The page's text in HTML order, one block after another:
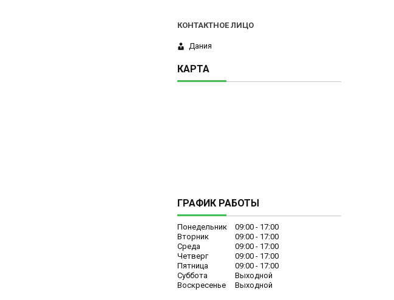
Дания
КАРТА
ГРАФИК РАБОТЫ
Понедельник 09:00
17:00
Вторник
09:00
17:00
Среда
09:00
17:00
Четверг
09:00
17:00
Пятница
09:00
17:00
Суббота
Выходной
Воскресенье
Выходной